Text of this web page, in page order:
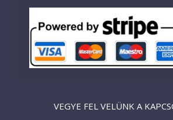
VEGYE FEL VELÜNK A